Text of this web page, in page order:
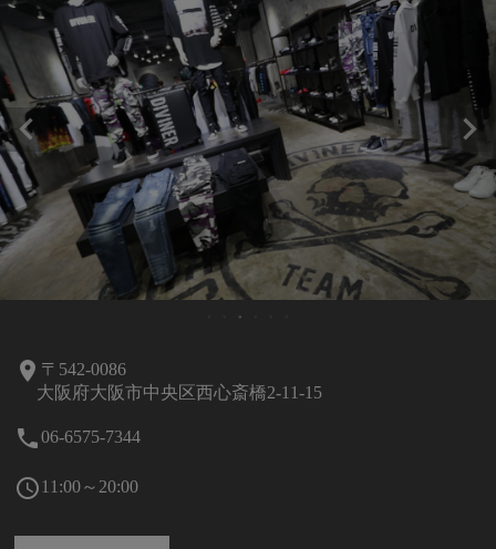
room 〒542-0086
大阪府大阪市中央区西心斎橋2-11-15
local_phone06-6575-7344
schedule 11:00～20:00